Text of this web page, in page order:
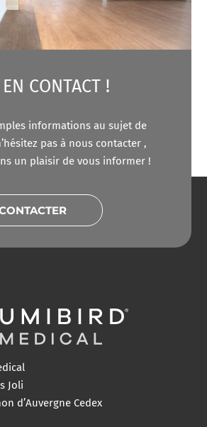
CONTACT !
informations au sujet de
pas à nous contacter ,
un plaisir de vous informer !
Joli
d’Auvergne Cedex